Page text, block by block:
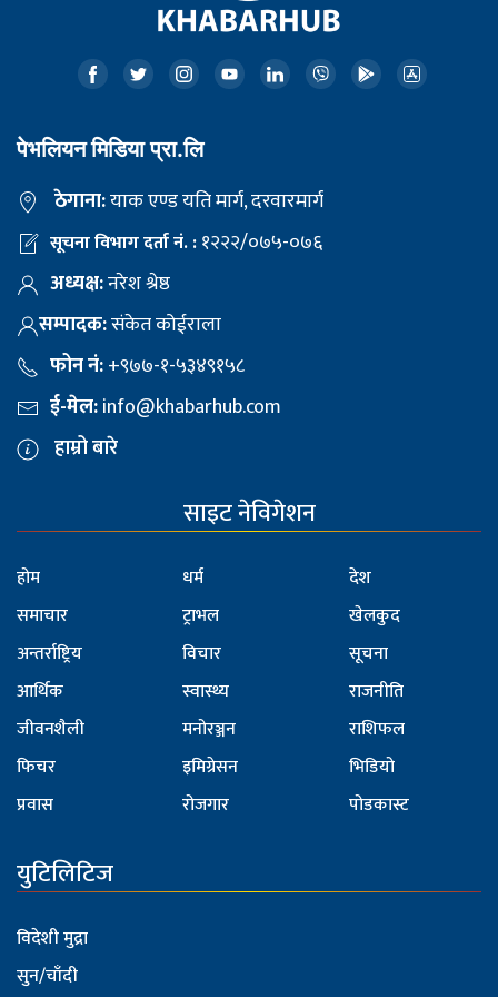
पेभलियन मिडिया प्रा.लि
ठेगाना:याक एण्ड यति मार्ग, दरवारमार्ग
सूचना विभाग दर्ता नं. :१२२२/०७५-०७६
अध्यक्ष:नरेश श्रेष्ठ
सम्पादक:संकेत कोईराला
फोन नं:+९७७-१-५३४९१५८
ई-मेल:info@khabarhub.com
हाम्रो बारे
साइट नेविगेशन
होम
समाचार
अन्तर्राष्ट्रिय
आर्थिक
जीवनशैली
फिचर
प्रवास
धर्म
ट्राभल
विचार
स्वास्थ्य
मनोरञ्जन
इमिग्रेसन
रोजगार
देश
खेलकुद
सूचना
राजनीति
राशिफल
भिडियो
पोडकास्ट
युटिलिटिज
विदेशी मुद्रा
सुन/चाँदी